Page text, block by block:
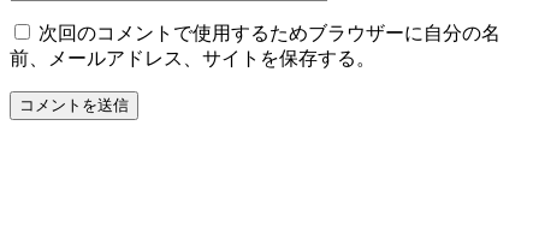
次回のコメントで使用するためブラウザーに自分の名
前、メールアドレス、サイトを保存する。